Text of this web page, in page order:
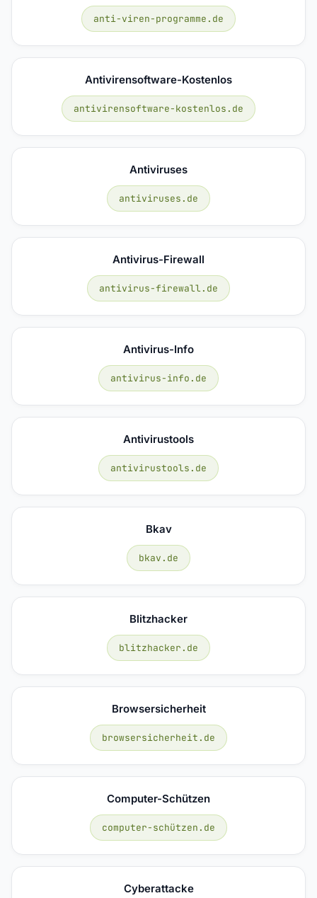
anti-viren-programme.de
Antivirensoftware-Kostenlos
antivirensoftware-kostenlos.de
Antiviruses
antiviruses.de
Antivirus-Firewall
antivirus-firewall.de
Antivirus-Info
antivirus-info.de
Antivirustools
antivirustools.de
Bkav
bkav.de
Blitzhacker
blitzhacker.de
Browsersicherheit
browsersicherheit.de
Computer-Schützen
computer-schützen.de
Cyberattacke